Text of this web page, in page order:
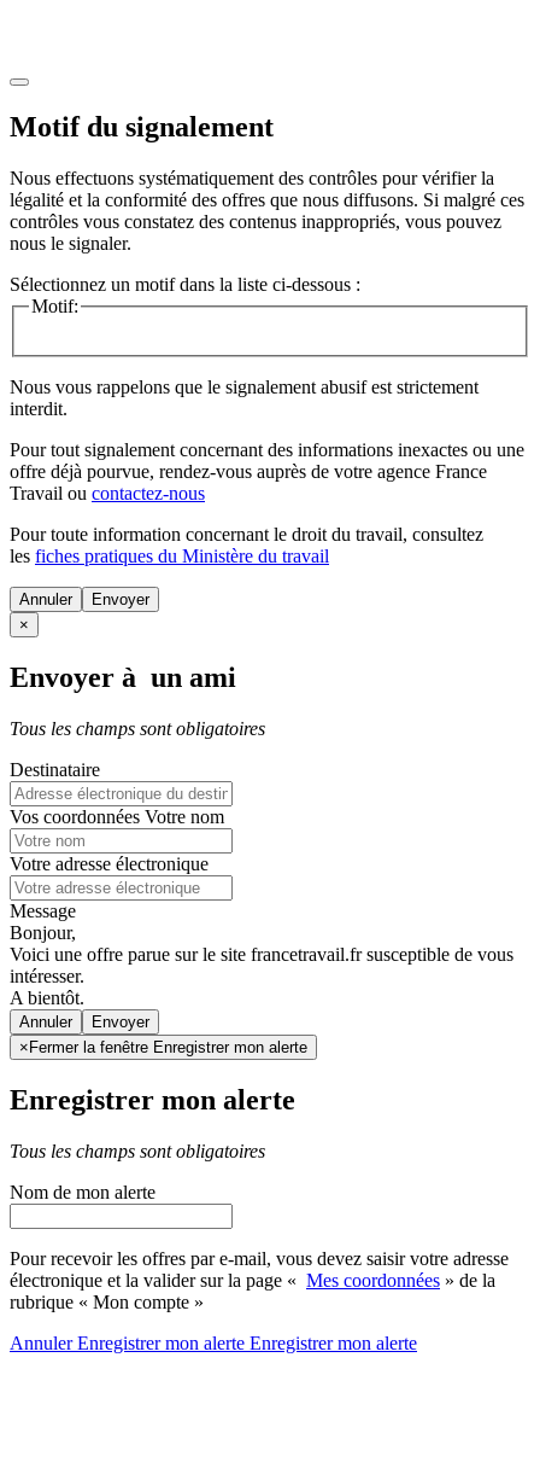
Motif du signalement
Nous effectuons systématiquement des contrôles pour vérifier la
légalité et la conformité des offres que nous diffusons. Si malgré ces
contrôles vous constatez des contenus inappropriés, vous pouvez
nous le signaler.
Sélectionnez un motif dans la liste ci-dessous :
Motif:
Nous vous rappelons que le signalement abusif est strictement
interdit.
Pour tout signalement concernant des informations inexactes ou une
offre déjà pourvue, rendez-vous auprès de votre agence France
Travail ou contactez-nous
Pour toute information concernant le droit du travail, consultez
les fiches pratiques du Ministère du travail
Annuler
×
Envoyer à un ami
Tous les champs sont obligatoires
Destinataire
Vos coordonnées Votre nom
Votre adresse électronique
Message
Bonjour,
Voici une offre parue sur le site francetravail.fr susceptible de vous
intéresser.
A bientôt.
Annuler
× Fermer la fenêtre Enregistrer mon alerte
Enregistrer mon alerte
Tous les champs sont obligatoires
Nom de mon alerte
Pour recevoir les offres par e-mail, vous devez saisir votre adresse
électronique et la valider sur la page « Mes coordonnées » de la
rubrique « Mon compte »
AnnulerEnregistrer mon alerte Enregistrermon alerte